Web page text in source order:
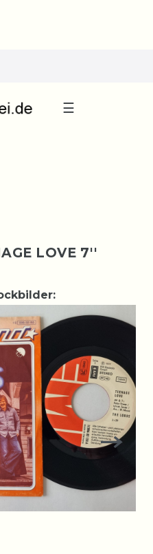
gerne entgegen —
ab Montag, 31.
☰
LOVE 7''